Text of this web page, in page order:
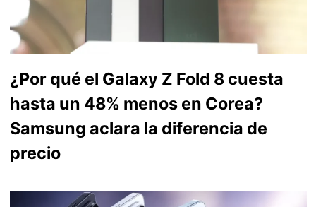
¿Por qué el Galaxy Z Fold 8 cuesta
hasta un 48% menos en Corea?
Samsung aclara la diferencia de
precio